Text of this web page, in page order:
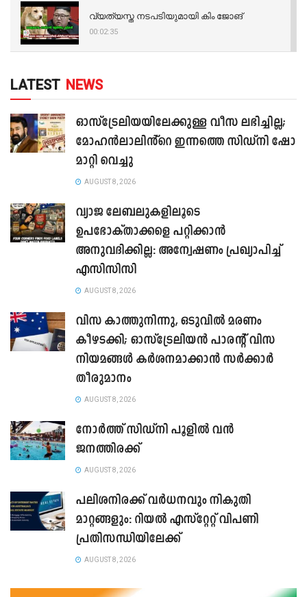
വ്യത്യസ്ത നടപടിയുമായി കിം ജോങ്
00:02:35
LATEST NEWS
ഓസ്‌ട്രേലിയയിലേക്കുള്ള വീസ ലഭിച്ചില്ല;
മോഹൻലാലിൻ്റെ ഇന്നത്തെ സിഡ്നി ഷോ
മാറ്റി വെച്ചു
AUGUST 8, 2026
വ്യാജ ലേബലുകളിലൂടെ
ഉപഭോക്താക്കളെ പറ്റിക്കാൻ
അനുവദിക്കില്ല: അന്വേഷണം പ്രഖ്യാപിച്ച്
എസിസിസി
AUGUST 8, 2026
വിസ കാത്തുനിന്നു, ഒടുവിൽ മരണം
കീഴടക്കി; ഓസ്‌ട്രേലിയൻ പാരന്റ് വിസ
നിയമങ്ങൾ കർശനമാക്കാൻ സർക്കാർ
തീരുമാനം
AUGUST 8, 2026
നോർത്ത് സിഡ്നി പൂളിൽ വൻ
ജനത്തിരക്ക്
AUGUST 8, 2026
പലിശനിരക്ക് വർധനവും നികുതി
മാറ്റങ്ങളും: റിയൽ എസ്റ്റേറ്റ് വിപണി
പ്രതിസന്ധിയിലേക്ക്
AUGUST 8, 2026